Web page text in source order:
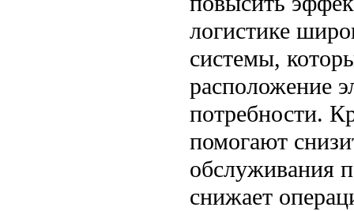
логистике
системы,
расположение
потребности.
помогают
обслуживания
снижает